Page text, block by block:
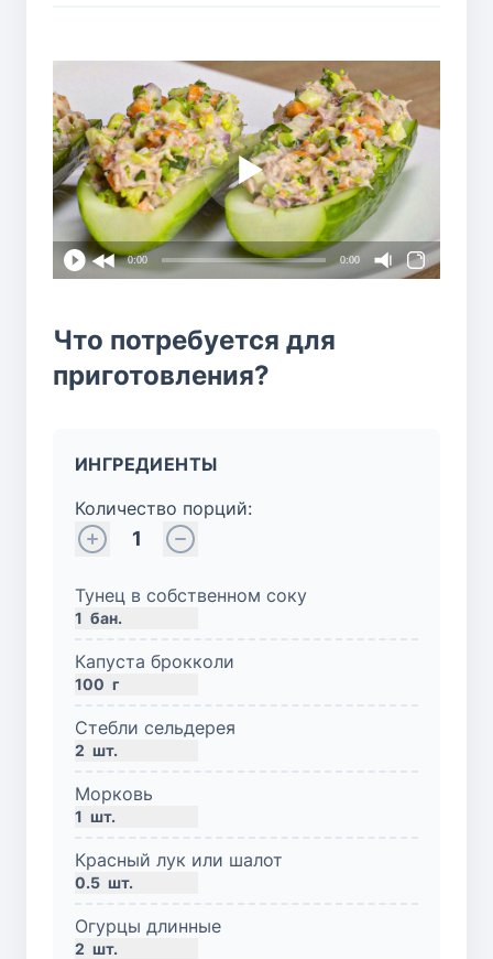
0:00 0:00
Что потребуется для
приготовления?
ИНГРЕДИЕНТЫ
Количество порций:
1
Тунец в собственном соку
1 бан.
Капуста брокколи
100 г
Стебли сельдерея
2 шт.
Морковь
1 шт.
Красный лук или шалот
0.5 шт.
Огурцы длинные
2 шт.